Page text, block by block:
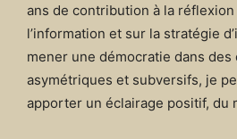
ans de contribution à la
l’information et sur la stratégie
mener une démocratie dans
asymétriques et subversifs, je
apporter un éclairage positif, du